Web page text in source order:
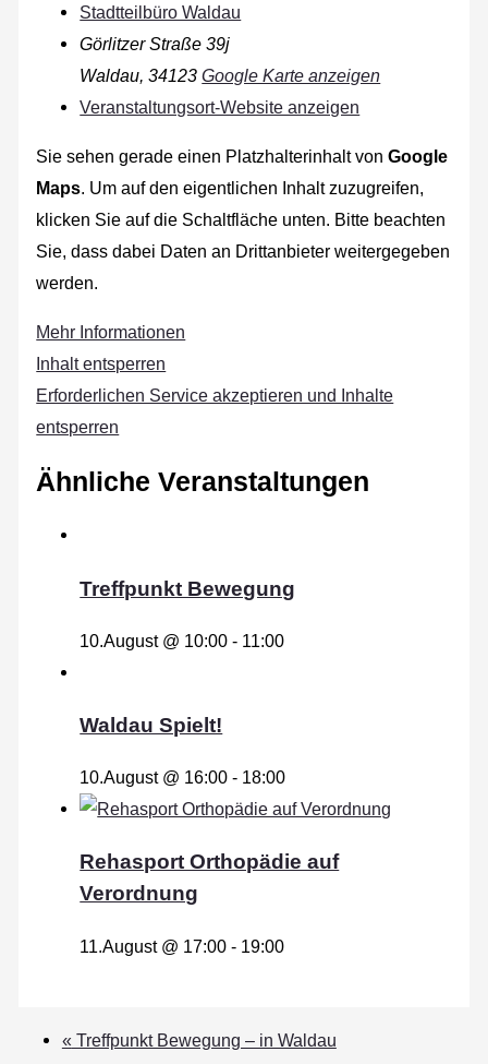
Stadtteilbüro Waldau
Görlitzer Straße 39j
Waldau, 34123 Google Karte anzeigen
Veranstaltungsort-Website anzeigen
Sie sehen gerade einen Platzhalterinhalt vonGoogle
Maps. Um auf den eigentlichen Inhalt zuzugreifen,
klicken Sie auf die Schaltfläche unten. Bitte beachten
Sie, dass dabei Daten an Drittanbieter weitergegeben
werden.
Mehr Informationen
Inhalt entsperren
Erforderlichen Service akzeptieren und Inhalte
entsperren
Ähnliche Veranstaltungen
Treffpunkt Bewegung
10.August @ 10:00 - 11:00
Waldau Spielt!
10.August @ 16:00 - 18:00
Rehasport Orthopädie auf
Verordnung
11.August @ 17:00 - 19:00
« Treffpunkt Bewegung – in Waldau